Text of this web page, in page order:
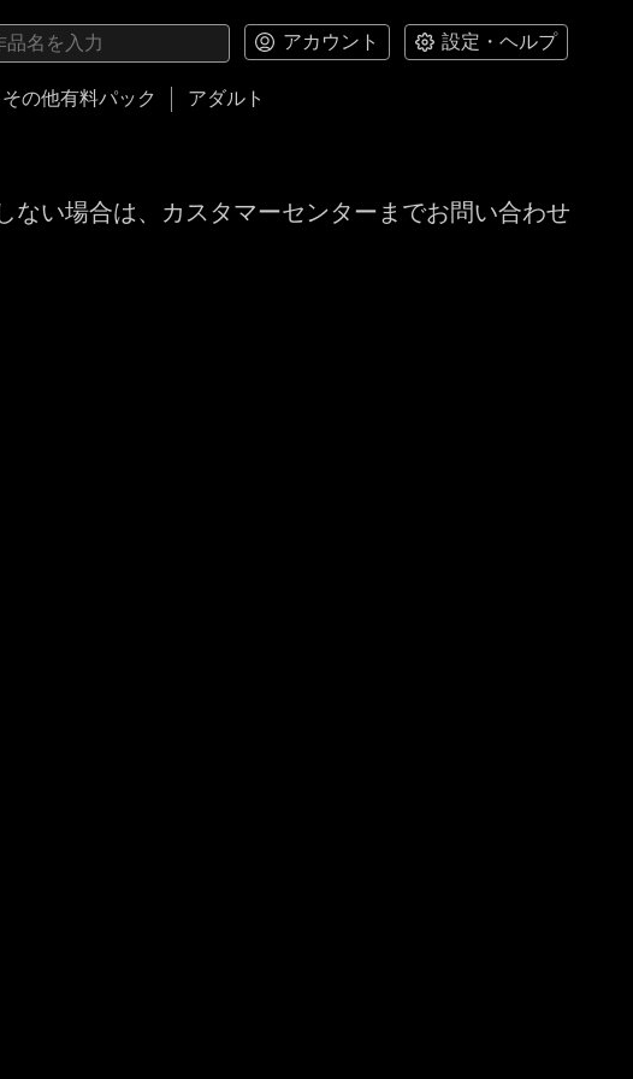
アカウント 設定・ヘルプ
その他有料パック アダルト
い場合は、カスタマーセンターまでお問い合わせ